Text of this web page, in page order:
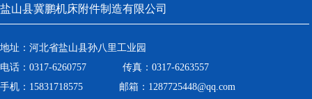
盐山县冀鹏机床附件制造有限公司
地址：河北省盐山县孙八里工业园
电话：0317-6260757 传真：0317-6263557
手机：15831718575 邮箱：1287725448@qq.com